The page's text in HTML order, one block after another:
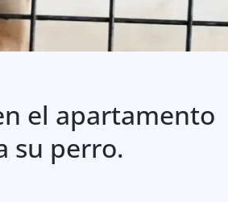
el apartamento
su perro.